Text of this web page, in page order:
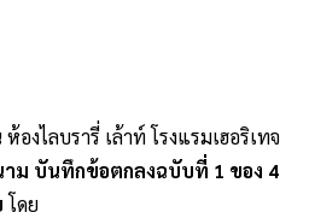
งไลบรารี่ เล้าท์ โรงแรมเฮอริเทจ
ม บันทึกข้อตกลงฉบับที่ 1 ของ 4
โดย